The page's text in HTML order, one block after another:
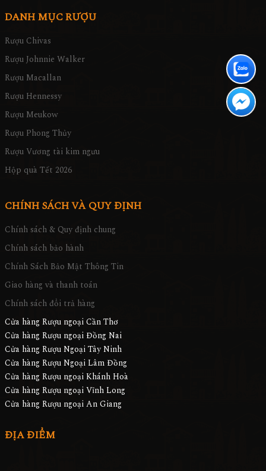
DANH MỤC RƯỢU
Rượu Chivas
Rượu Johnnie Walker
Rượu Macallan
Rượu Hennessy
Rượu Meukow
Rượu Phong Thủy
Rượu Vương tài kim ngưu
Hộp quà Tết 2026
CHÍNH SÁCH VÀ QUY ĐỊNH
Chính sách & Quy định chung
Chính sách bảo hành
Chính Sách Bảo Mật Thông Tin
Giao hàng và thanh toán
Chính sách đổi trả hàng
Cửa hàng Rượu ngoại Cần Thơ
Cửa hàng Rượu ngoại Đồng Nai
Cửa hàng Rượu Ngoại Tây Ninh
Cửa hàng Rượu Ngoại Lâm Đồng
Cửa hàng Rượu ngoại Khánh Hoà
Cửa hàng Rượu ngoại Vĩnh Long
Cửa hàng Rượu ngoại An Giang
ĐỊA ĐIỂM